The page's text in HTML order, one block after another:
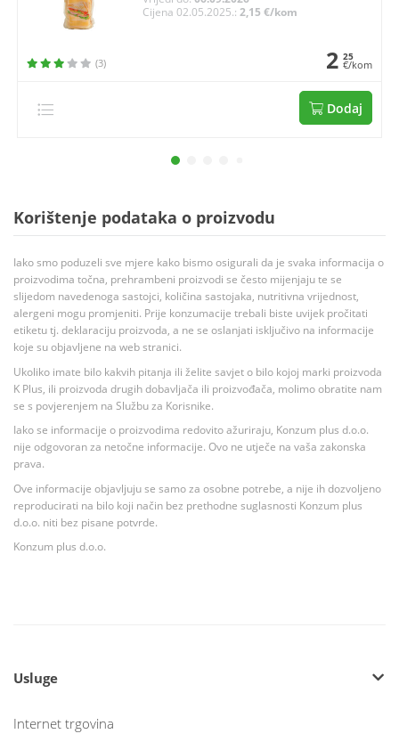
Cijena 02.05.2025.:2,15 €/kom
(3) 2 25
€/kom
Dodaj
Korištenje podataka o proizvodu
Iako smo poduzeli sve mjere kako bismo osigurali da je svaka informacija o
proizvodima točna, prehrambeni proizvodi se često mijenjaju te se
slijedom navedenoga sastojci, količina sastojaka, nutritivna vrijednost,
alergeni mogu promjeniti. Prije konzumacije trebali biste uvijek pročitati
etiketu tj. deklaraciju proizvoda, a ne se oslanjati isključivo na informacije
koje su objavljene na web stranici.
Ukoliko imate bilo kakvih pitanja ili želite savjet o bilo kojoj marki proizvoda
K Plus, ili proizvoda drugih dobavljača ili proizvođača, molimo obratite nam
se s povjerenjem na Službu za Korisnike.
Iako se informacije o proizvodima redovito ažuriraju, Konzum plus d.o.o.
nije odgovoran za netočne informacije. Ovo ne utječe na vaša zakonska
prava.
Ove informacije objavljuju se samo za osobne potrebe, a nije ih dozvoljeno
reproducirati na bilo koji način bez prethodne suglasnosti Konzum plus
d.o.o. niti bez pisane potvrde.
Konzum plus d.o.o.
Usluge
Internet trgovina